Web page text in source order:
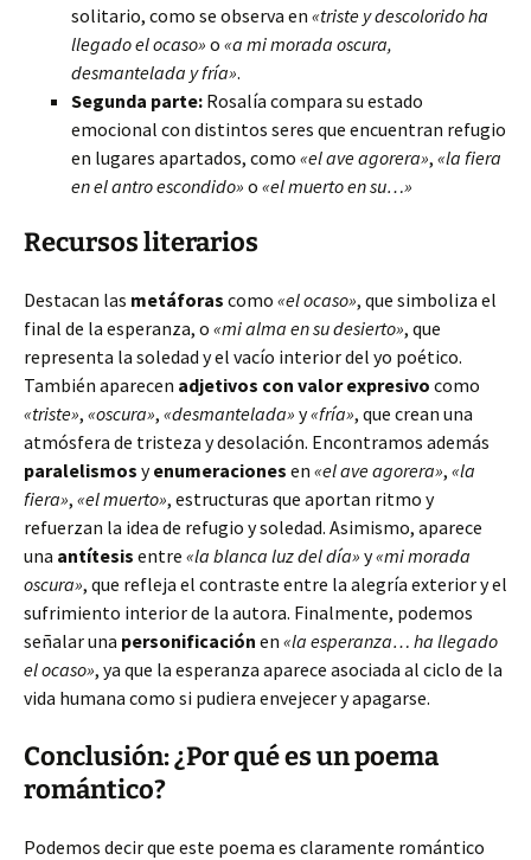
solitario, como se observa en «triste y descolorido ha
llegado el ocaso» o «a mi morada oscura,
desmantelada y fría».
Segunda parte: Rosalía compara su estado
emocional con distintos seres que encuentran refugio
en lugares apartados, como «el ave agorera», «la fiera
en el antro escondido» o «el muerto en su…»
Recursos literarios
Destacan las metáforas como «el ocaso», que simboliza el
final de la esperanza, o «mi alma en su desierto», que
representa la soledad y el vacío interior del yo poético.
También aparecen adjetivos con valor expresivo como
«triste», «oscura», «desmantelada» y«fría», que crean una
atmósfera de tristeza y desolación. Encontramos además
paralelismos yenumeraciones en «el ave agorera», «la
fiera», «el muerto», estructuras que aportan ritmo y
refuerzan la idea de refugio y soledad. Asimismo, aparece
una antítesis entre «la blanca luz del día» y«mi morada
oscura», que refleja el contraste entre la alegría exterior y el
sufrimiento interior de la autora. Finalmente, podemos
señalar una personificación en «la esperanza… ha llegado
el ocaso», ya que la esperanza aparece asociada al ciclo de la
vida humana como si pudiera envejecer y apagarse.
Conclusión: ¿Por qué es un poema
romántico?
Podemos decir que este poema es claramente romántico